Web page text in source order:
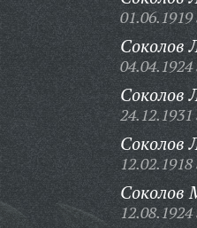
01.06.1919
Соколов
04.04.1924
Соколов
24.12.1931
Соколов
12.02.1918
Соколов
12.08.1924